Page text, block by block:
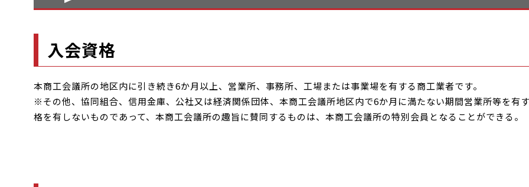
入会資格
本商工会議所の地区内に引き続き6か月以上、営業所、事務所、工場または事業場を有する商工業者です。
※その他、協同組合、信用金庫、公社又は経済関係団体、本商工会議所地区内で6か月に満たない期間営業所等を有
格を有しないものであって、本商工会議所の趣旨に賛同するものは、本商工会議所の特別会員となることができる。